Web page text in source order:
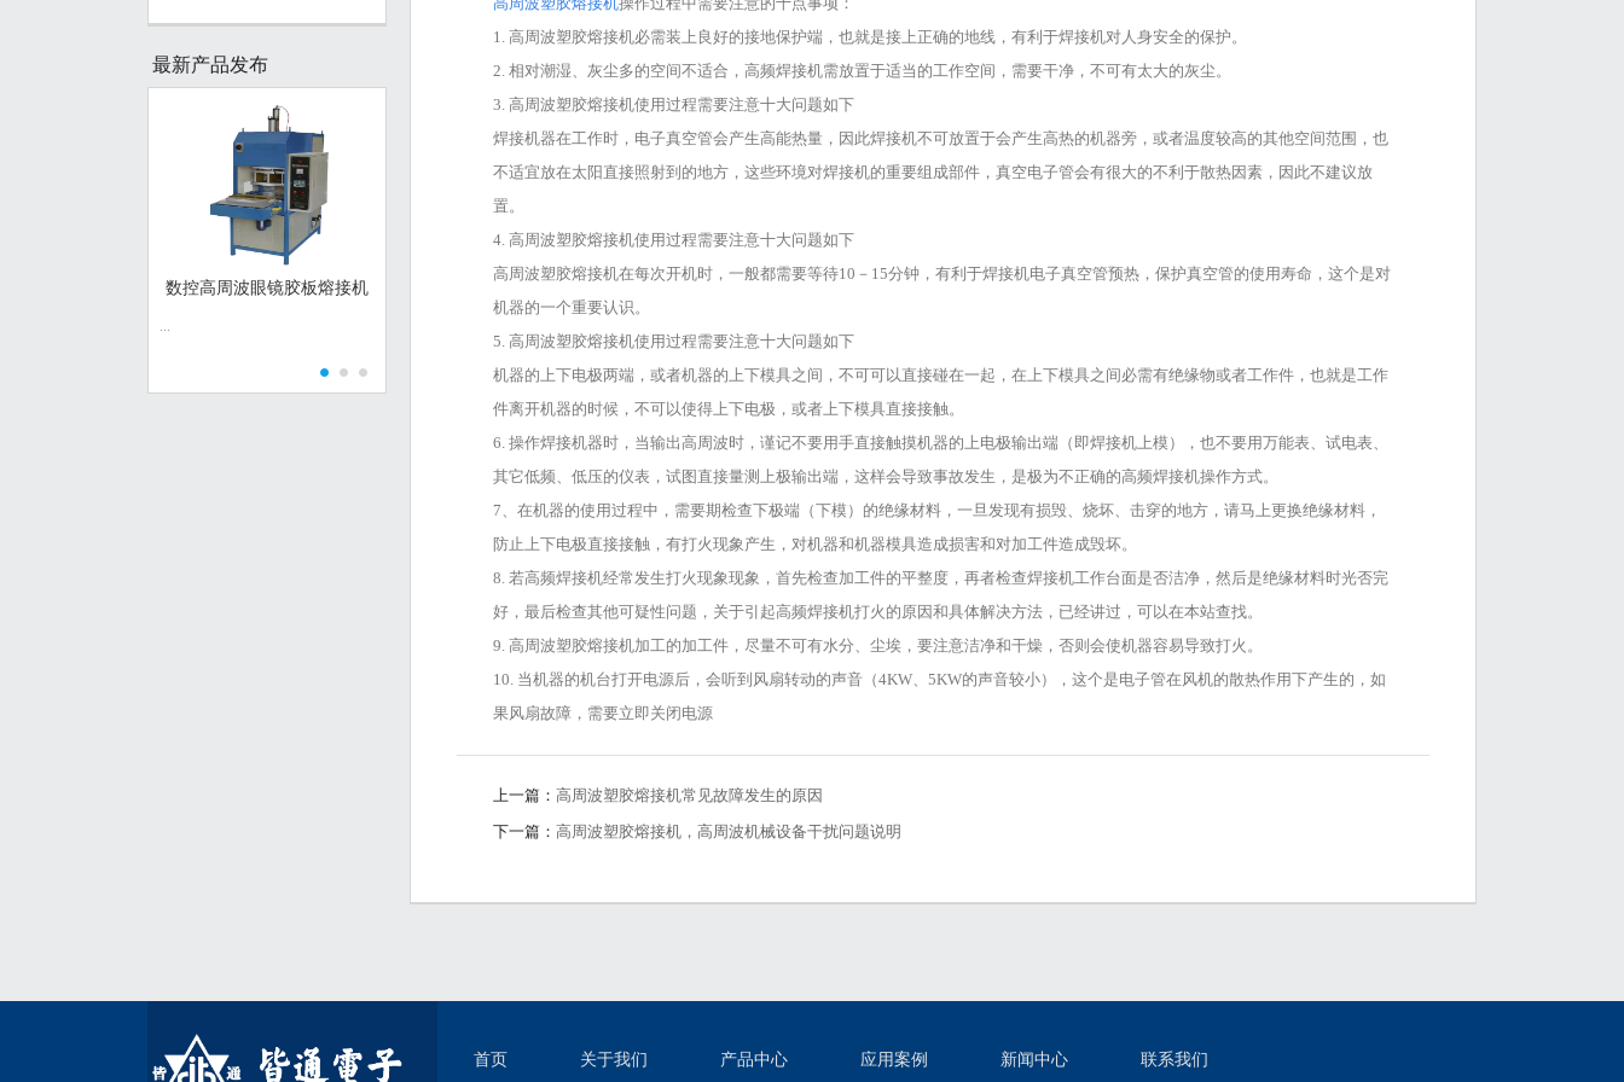
最新产品发布
数控高周波眼镜胶板熔接机
...
具、音像制品、汽车灯具、仪
表、家用塑料制品及包装行业的
及金属件与塑料问的镶嵌和压边
工艺。它淘汰了落后的有机溶剂
1. 高周波塑胶熔接机必需装上良好的接地保护端，也就是接上正确的地线，有利于焊接机对人身安全的保护。
2. 相对潮湿、灰尘多的空间不适合，高频焊接机需放置于适当的工作空间，需要干净，不可有太大的灰尘。
3. 高周波塑胶熔接机使用过程需要注意十大问题如下
焊接机器在工作时，电子真空管会产生高能热量，因此焊接机不可放置于会产生高热的机器旁，或者温度较高的其他空间范围，也
不适宜放在太阳直接照射到的地方，这些环境对焊接机的重要组成部件，真空电子管会有很大的不利于散热因素，因此不建议放
置。
4. 高周波塑胶熔接机使用过程需要注意十大问题如下
高周波塑胶熔接机在每次开机时，一般都需要等待10－15分钟，有利于焊接机电子真空管预热，保护真空管的使用寿命，这个是对
机器的一个重要认识。
5. 高周波塑胶熔接机使用过程需要注意十大问题如下
机器的上下电极两端，或者机器的上下模具之间，不可可以直接碰在一起，在上下模具之间必需有绝缘物或者工作件，也就是工作
件离开机器的时候，不可以使得上下电极，或者上下模具直接接触。
6. 操作焊接机器时，当输出高周波时，谨记不要用手直接触摸机器的上电极输出端（即焊接机上模），也不要用万能表、试电表、
其它低频、低压的仪表，试图直接量测上极输出端，这样会导致事故发生，是极为不正确的高频焊接机操作方式。
7、在机器的使用过程中，需要期检查下极端（下模）的绝缘材料，一旦发现有损毁、烧坏、击穿的地方，请马上更换绝缘材料，
防止上下电极直接接触，有打火现象产生，对机器和机器模具造成损害和对加工件造成毁坏。
8. 若高频焊接机经常发生打火现象现象，首先检查加工件的平整度，再者检查焊接机工作台面是否洁净，然后是绝缘材料时光否完
好，最后检查其他可疑性问题，关于引起高频焊接机打火的原因和具体解决方法，已经讲过，可以在本站查找。
9. 高周波塑胶熔接机加工的加工件，尽量不可有水分、尘埃，要注意洁净和干燥，否则会使机器容易导致打火。
10. 当机器的机台打开电源后，会听到风扇转动的声音（4KW、5KW的声音较小），这个是电子管在风机的散热作用下产生的，如
果风扇故障，需要立即关闭电源
上一篇： 高周波塑胶熔接机常见故障发生的原因
下一篇： 高周波塑胶熔接机，高周波机械设备干扰问题说明
首页 关于我们 产品中心 应用案例 新闻中心 联系我们